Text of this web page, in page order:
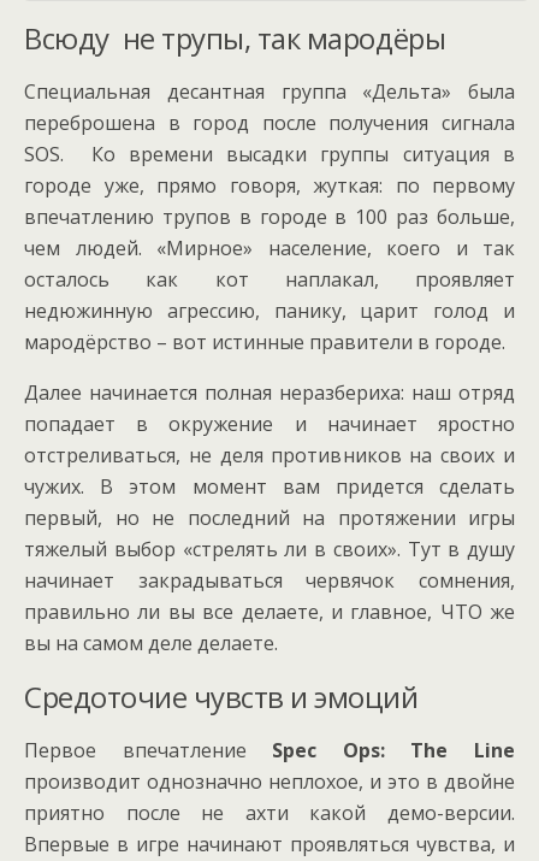
Всюду не трупы, так мародёры
Специальная десантная группа «Дельта» была
переброшена в город после получения сигнала
SOS. Ко времени высадки группы ситуация в
городе уже, прямо говоря, жуткая: по первому
впечатлению трупов в городе в 100 раз больше,
чем людей. «Мирное» население, коего и так
осталось как кот наплакал, проявляет
недюжинную агрессию, панику, царит голод и
мародёрство – вот истинные правители в городе.
Далее начинается полная неразбериха: наш отряд
попадает в окружение и начинает яростно
отстреливаться, не деля противников на своих и
чужих. В этом момент вам придется сделать
первый, но не последний на протяжении игры
тяжелый выбор «стрелять ли в своих». Тут в душу
начинает закрадываться червячок сомнения,
правильно ли вы все делаете, и главное, ЧТО же
вы на самом деле делаете.
Средоточие чувств и эмоций
Первое впечатление Spec Ops: The Line
производит однозначно неплохое, и это в двойне
приятно после не ахти какой демо-версии.
Впервые в игре начинают проявляться чувства, и